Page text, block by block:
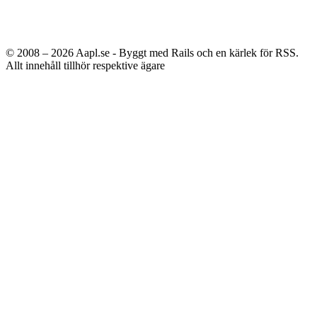
© 2008 – 2026 Aapl.se - Byggt med Rails och en kärlek för RSS.
Allt innehåll tillhör respektive ägare